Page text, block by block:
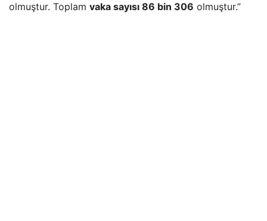
olmuştur. Toplam vaka sayısı 86 bin 306 olmuştur.”